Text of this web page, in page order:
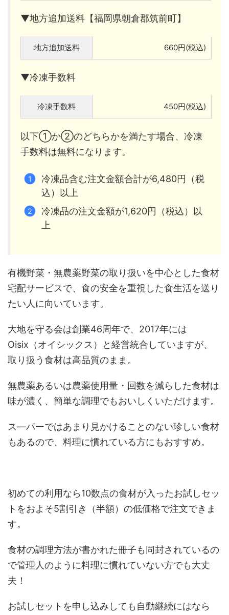
▼地方追加送料【福岡県朝倉郡筑前町】
地方追加送料 660円(税込)
▼冷凍手数料
冷凍手数料 450円(税込)
以下①か②のどちらかを満たす場合、冷凍
手数料は無料になります。
冷凍品含む注文金額合計が6,480円（税
込）以上
冷凍品の注文金額が1,620円（税込）以
上
有機野菜・無農薬野菜の取り扱いを中心とした食材
宅配サービスで、食の安全を重視した食生活を送り
たい人に向いています。
大地を守る会は創業46周年で、2017年には
Oisix（オイシックス）と経営統合していますが、
取り扱う食材は高品質のまま。
無農薬あるいは農薬使用量・回数を減らした食材は
味が濃く、簡単な調理でもおいしくいただけます。
ス―パーではあまり見かけることのない珍しい食材
もあるので、料理に慣れている方にもおすすめ。
初めての利用なら10数点の食材が入ったお試しセッ
トをおよそ5割引き（半額）の低価格で注文できま
す。
食材の調理方法が書かれた冊子も同封されているの
で管理人のように料理に慣れていない方でも大丈
夫！
お試しセットを申し込みしても自動継続にはなら